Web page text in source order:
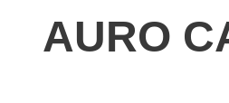
AURO